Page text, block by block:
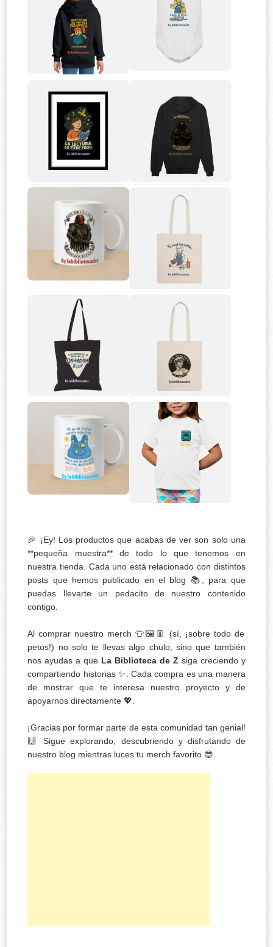
🎉 ¡Ey! Los productos que acabas de ver son solo una
**pequeña muestra** de todo lo que tenemos en
nuestra tienda. Cada uno está relacionado con distintos
posts que hemos publicado en el blog 📚, para que
puedas llevarte un pedacito de nuestro contenido
contigo.
Al comprar nuestro merch 👕🖼️👖 (sí, ¡sobre todo de
petos!) no solo te llevas algo chulo, sino que también
nos ayudas a que La Biblioteca de Zsiga creciendo y
compartiendo historias ✨. Cada compra es una manera
de mostrar que te interesa nuestro proyecto y de
apoyarnos directamente 💖.
¡Gracias por formar parte de esta comunidad tan genial!
🙌 Sigue explorando, descubriendo y disfrutando de
nuestro blog mientras luces tu merch favorito 😎.